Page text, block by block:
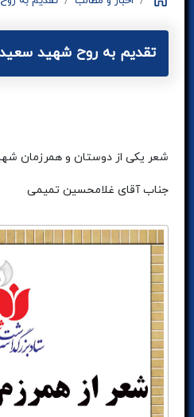
تقدیم به روح شهید
شعر یکی از دوستان و همرزمان
جناب آقای غلامحسین تمیمی